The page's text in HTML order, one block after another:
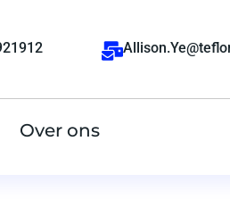
Over ons